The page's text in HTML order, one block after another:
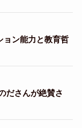
ョン能力と教育哲
ださんが絶賛さ